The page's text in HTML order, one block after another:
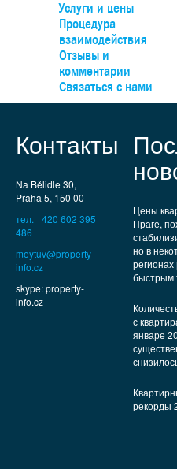
Услуги и цены
Процедура
взаимодействия
Отзывы и
комментарии
Связаться с нами
Контакты
Na Bělidle 30,
Praha 5, 150 00
тел. +420 602 395
486
meytuv@property-
info.cz
skype: property-
info.cz
Цены
Праге,
но в
регионах
быстрым
с
январе
рекорды